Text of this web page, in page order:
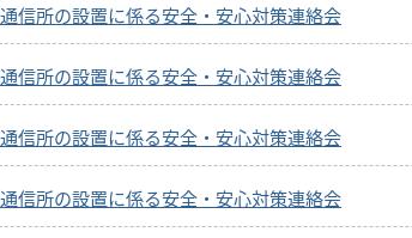
信所の設置に係る安全・安心対策連絡会
信所の設置に係る安全・安心対策連絡会
信所の設置に係る安全・安心対策連絡会
信所の設置に係る安全・安心対策連絡会